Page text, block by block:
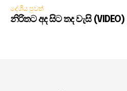
දේශීය පුවත්
නිරිතට අද සිට තද වැසි (VIDEO)